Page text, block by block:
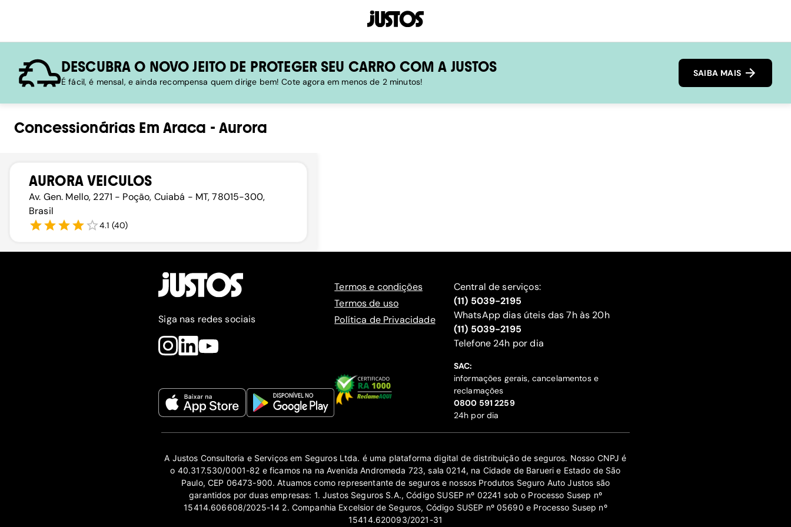
DESCUBRA O NOVO JEITO DE PROTEGER SEU CARRO COM A JUSTOS
É fácil, é mensal, e ainda recompensa quem dirige bem! Cote agora em menos de 2 minutos!
SAIBA MAIS
Concessionárias Em Araca -Aurora
AURORA VEICULOS
Av. Gen. Mello, 2271 - Poção, Cuiabá - MT, 78015-300,
Brasil
4.1 (40)
Siga nas redes sociais
Termos e condições
Termos de uso
Política de Privacidade
Central de serviços:
(11) 5039-2195
WhatsApp dias úteis das 7h às 20h
(11) 5039-2195
‍Telefone 24h por dia
SAC:
informações gerais, cancelamentos e
reclamações
‍0800 591 2259
24h por dia
A Justos Consultoria e Serviços em Seguros Ltda. é uma plataforma digital de distribuição de seguros. Nosso CNPJ é
o 40.317.530/0001-82 e ficamos na na Avenida Andromeda 723, sala 0214, na Cidade de Barueri e Estado de São
Paulo, CEP 06473-900. Atuamos como representante de seguros e nossos Produtos Seguro Auto Justos são
garantidos por duas empresas: 1. Justos Seguros S.A., Código SUSEP nº 02241 sob o Processo Susep nº
15414.606608/2025-14 2. Companhia Excelsior de Seguros, Código SUSEP nº 05690 e Processo Susep nº
15414.620093/2021-31